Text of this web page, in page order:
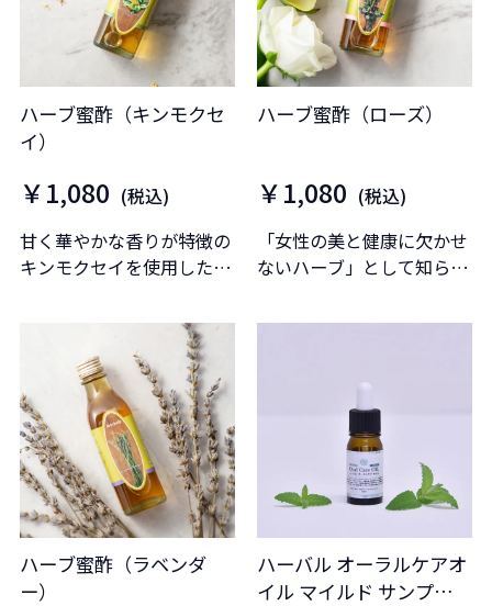
ハーブ蜜酢（キンモクセ
イ）
￥1,080 (税込)
甘く華やかな香りが特徴の
キンモクセイを使用したハ
ハーブ蜜酢（ローズ）
￥1,080 (税込)
「女性の美と健康に欠かせ
ないハーブ」として知られ
蜜酢です。
ハーブ蜜酢（ラベンダ
ー）
ハーバル オーラルケアオ
イル マイルド サンプルボ